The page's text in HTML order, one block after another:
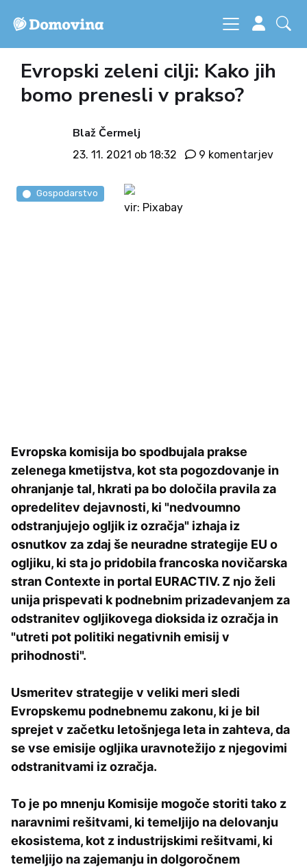
Evropski zeleni cilji: Kako jih
bomo prenesli v prakso?
Blaž Čermelj
23. 11. 2021 ob 18:32 9 komentarjev
vir: Pixabay
Gospodarstvo
Evropska komisija bo spodbujala prakse
zelenega kmetijstva, kot sta pogozdovanje in
ohranjanje tal, hkrati pa bo določila pravila za
opredelitev dejavnosti, ki "nedvoumno
odstranjujejo ogljik iz ozračja" izhaja iz
osnutkov za zdaj še neuradne strategije EU o
ogljiku, ki sta jo pridobila francoska novičarska
stran Contexte in portal EURACTIV. Z njo želi
unija prispevati k podnebnim prizadevanjem za
odstranitev ogljikovega dioksida iz ozračja in
"utreti pot politiki negativnih emisij v
prihodnosti".
Usmeritev strategije v veliki meri sledi
Evropskemu podnebnemu zakonu, ki je bil
sprejet v začetku letošnjega leta in zahteva, da
se vse emisije ogljika uravnotežijo z njegovimi
odstranitvami iz ozračja.
To je po mnenju Komisije mogoče storiti tako z
naravnimi rešitvami, ki temeljijo na delovanju
ekosistema, kot z industrijskimi rešitvami, ki
temeljijo na zajemanju in dolgoročnem